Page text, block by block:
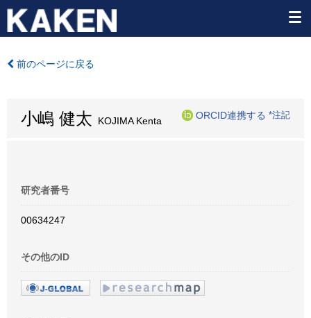
前のページに戻る
小嶋 健太 KOJIMA Kenta
ORCID連携する *注記
研究者番号
00634247
その他のID